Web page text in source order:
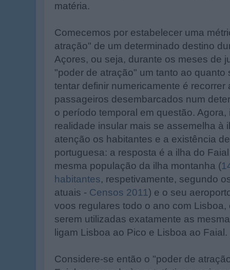
matéria.
Comecemos por estabelecer uma
atração" de um determinado destino
Açores, ou seja, durante os meses de
"poder de atração" um tanto ao quanto
tentar definir numericamente é recorrer
passageiros desembarcados num
o período temporal em questão.
realidade insular mais se assemelha à
atenção os habitantes e a existência
portuguesa: a resposta é a ilha do
mesma população da ilha montanha (
habitantes, respetivamente, segundo
atuais - Censos 2011) e o seu
voos regulares todo o ano com
serem utilizadas exatamente as
ligam Lisboa ao Pico e Lisboa ao Faial.
Considere-se então o "poder de